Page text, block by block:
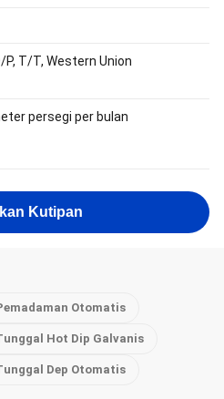
P, T/T, Western Union
persegi per bulan
Kutipan
Otomatis
Hot Dip Galvanis
Dep Otomatis